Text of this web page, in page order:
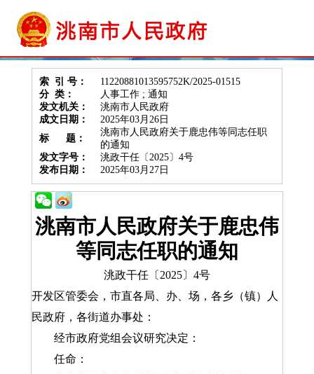
索 引 号：
11220881013595752K/2025-01515
分 类：
人事工作 ; 通知
发文机关：
洮南市人民政府
成文日期：
2025年03月26日
标 题：
洮南市人民政府关于鹿忠伟等同志任职
的通知
发文字号：
洮政干任〔2025〕4号
发布日期：
2025年03月27日
洮南市人民政府关于鹿忠伟
等同志任职的通知
洮政干任〔2025〕4号
开发区管委会，市直各局、办、场，各乡（镇）人
民政府，各街道办事处：
经市政府党组会议研究决定：
任命：